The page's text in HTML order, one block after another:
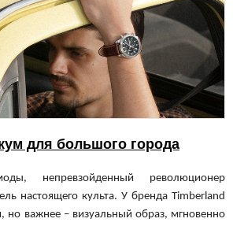
для большого города
непревзойденный революционер
настоящего культа. У бренда Timberland
но важнее – визуальный образ, мгновенно